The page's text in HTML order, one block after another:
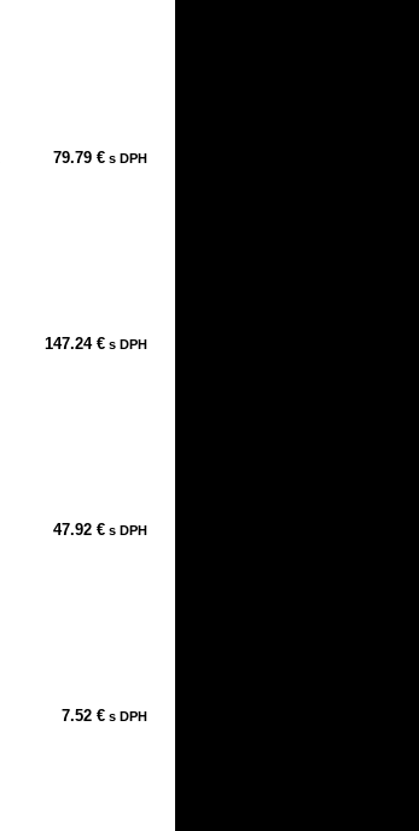
79.79 € s DPH
147.24 € s DPH
47.92 € s DPH
7.52 € s DPH